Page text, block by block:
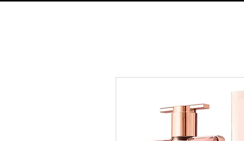
se envían al día siguiente.
quiere enviarlo o escribirnos a
pedidos@perfumeriamiracle.com
Ver más